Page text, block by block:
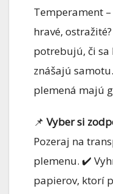
Temperament
hravé,
potrebujú, či
znášajú
plemená majú
📌 Vyber si
Pozeraj na
plemenu. ✔️
papierov, ktorí